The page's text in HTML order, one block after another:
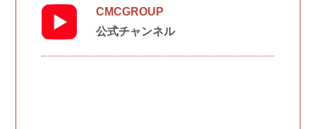
CMCGROUP
公式チャンネル